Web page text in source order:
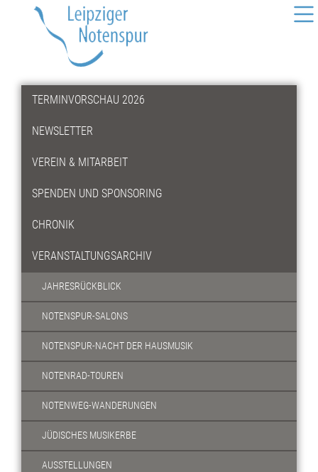
TERMINVORSCHAU 2026
NEWSLETTER
VEREIN & MITARBEIT
SPENDEN UND SPONSORING
CHRONIK
VERANSTALTUNGSARCHIV
JAHRESRÜCKBLICK
NOTENSPUR-SALONS
NOTENSPUR-NACHT DER HAUSMUSIK
NOTENRAD-TOUREN
NOTENWEG-WANDERUNGEN
JÜDISCHES MUSIKERBE
AUSSTELLUNGEN